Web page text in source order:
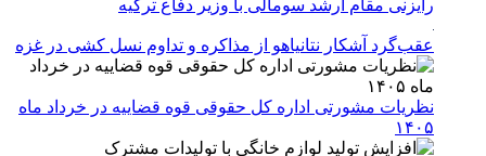
رایزنی مقام ارشد سومالی با وزیر دفاع ترکیه
عقب‌گرد آشکار نتانیاهو از مذاکره و تداوم نسل کشی در غزه
نظریات مشورتی اداره کل حقوقی قوه قضاییه در خرداد ماه
۱۴۰۵